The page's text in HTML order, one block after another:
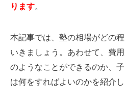
ります。
本記事では、塾の相場がどの
いきましょう。あわせて、費
のようなことができるのか、
は何をすればよいのかを紹介し